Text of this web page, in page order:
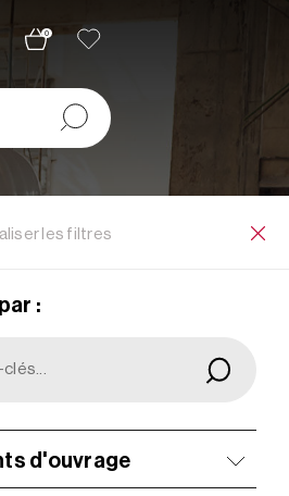
0
les filtres
:
d'ouvrage